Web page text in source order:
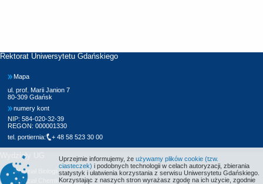
Rektorat Uniwersytetu Gdańskiego
Mapa
ul. prof. Marii Janion 7
80-309 Gdańsk
numery kont
NIP: 584-020-32-39
REGON: 000001330
tel. portiernia:
+ 48 58 523 30 00
Wydziały UG
Wydział Biologii
Wydział Chemii
Uprzejmie informujemy, że używamy plików cookie (tzw.
ciasteczek) i podobnych technologii w celach autoryzacji, zbierania
statystyk i ułatwienia korzystania z serwisu Uniwersytetu Gdańskiego.
Korzystając z naszych stron wyrażasz zgodę na ich użycie, zgodnie